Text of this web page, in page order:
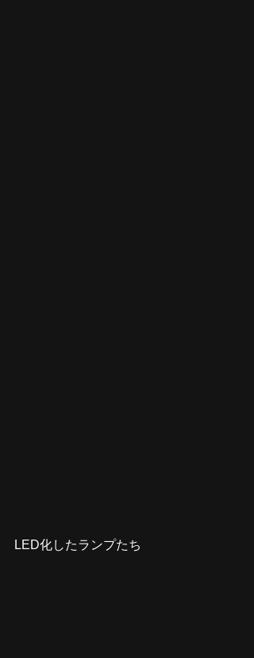
LED化したランプたち